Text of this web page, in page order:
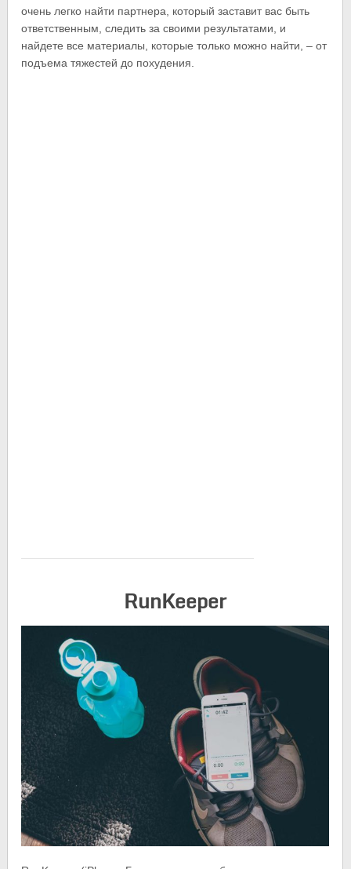
очень легко найти партнера, который заставит вас быть
ответственным, следить за своими результатами, и
найдете все материалы, которые только можно найти, – от
подъема тяжестей до похудения.
RunKeeper